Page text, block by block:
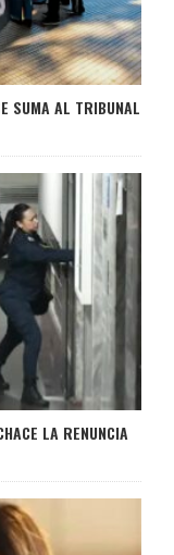
SUMA AL TRIBUNAL
LA RENUNCIA